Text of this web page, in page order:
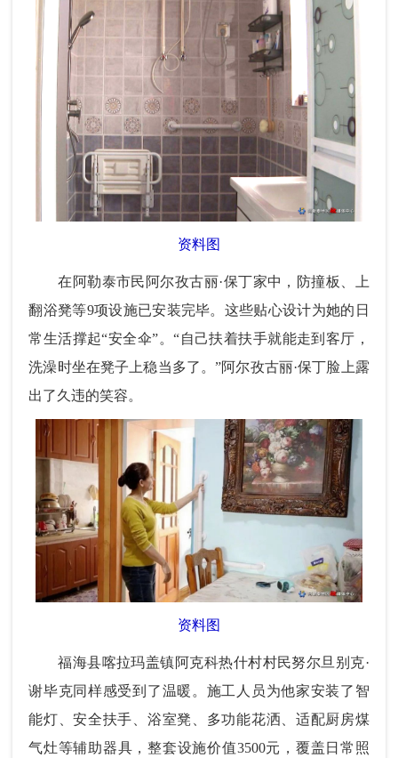
资料图
在阿勒泰市民阿尔孜古丽·保丁家中，防撞板、上
翻浴凳等9项设施已安装完毕。这些贴心设计为她的日
常生活撑起“安全伞”。“自己扶着扶手就能走到客厅，
洗澡时坐在凳子上稳当多了。”阿尔孜古丽·保丁脸上露
出了久违的笑容。
资料图
福海县喀拉玛盖镇阿克科热什村村民努尔旦别克·
谢毕克同样感受到了温暖。施工人员为他家安装了智
能灯、安全扶手、浴室凳、多功能花洒、适配厨房煤
气灶等辅助器具，整套设施价值3500元，覆盖日常照